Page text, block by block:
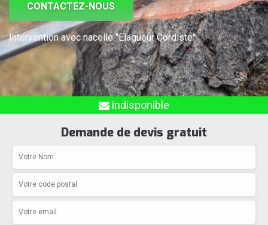
CONTACTEZ-NOUS
Intervention avec nacelle "Elagueur Cordiste"
indisponible
Demande de devis gratuit